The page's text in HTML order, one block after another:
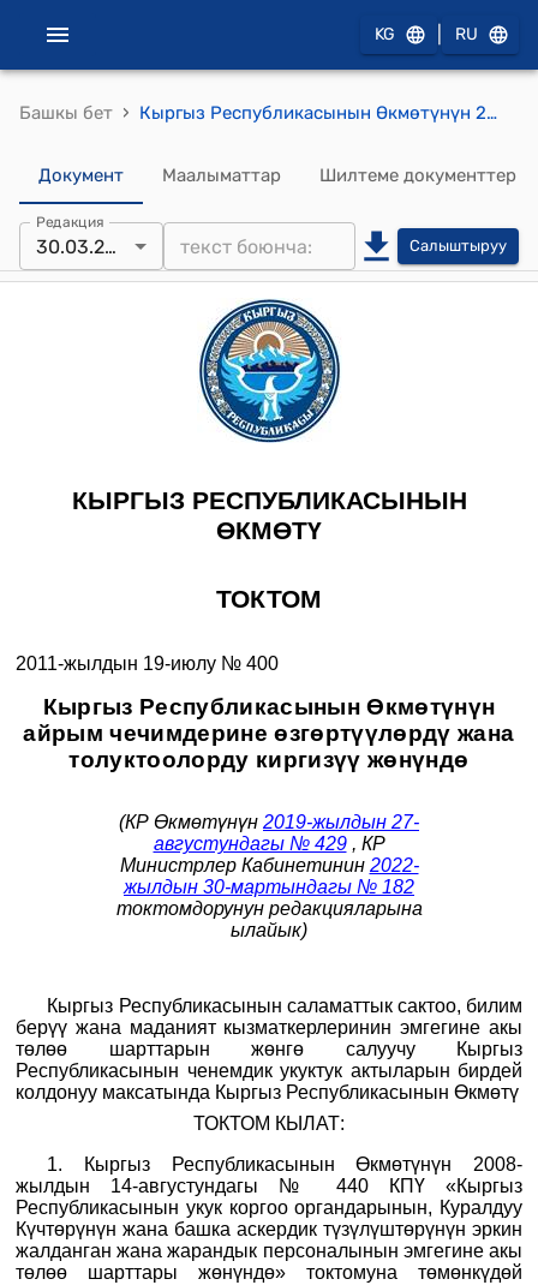
KG RU
Башкы бет › Кыргыз Республикасынын Өкмөтүнүн 2011-жылдын 19-июлундагы №400 "Кыргыз Республикасынын Өкмөтүнүн айрым чечимдерине өзгөртүүлөрдү жана толуктоолорду киргизүү жөнүндө" токтому
Документ Маалыматтар Шилтеме документтер
Редакция
30.03.2022 Салыштыруу